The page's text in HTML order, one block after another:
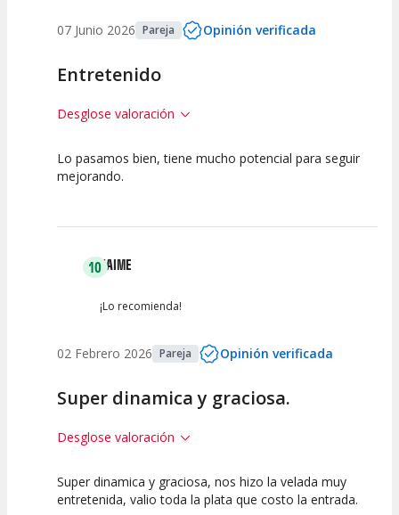
07 Junio 2026 Pareja Opinión verificada
Entretenido
Desglose valoración
5 5 5
Lo pasamos bien, tiene mucho potencial para seguir
mejorando.
10JAIME
¡Lo recomienda!
02 Febrero 2026 Pareja Opinión verificada
Super dinamica y graciosa.
Desglose valoración
10 10 10
Super dinamica y graciosa, nos hizo la velada muy
entretenida, valio toda la plata que costo la entrada.